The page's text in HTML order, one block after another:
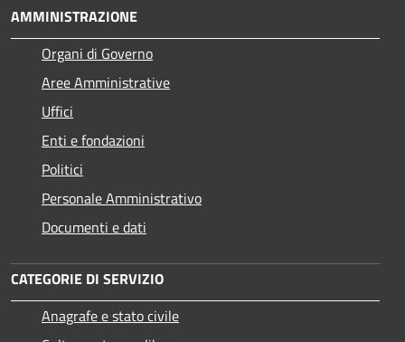
AMMINISTRAZIONE
Organi di Governo
Aree Amministrative
Uffici
Enti e fondazioni
Politici
Personale Amministrativo
Documenti e dati
CATEGORIE DI SERVIZIO
Anagrafe e stato civile